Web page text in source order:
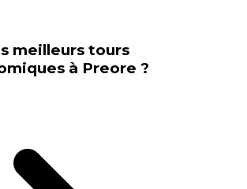
meilleurs tours
à Preore ?